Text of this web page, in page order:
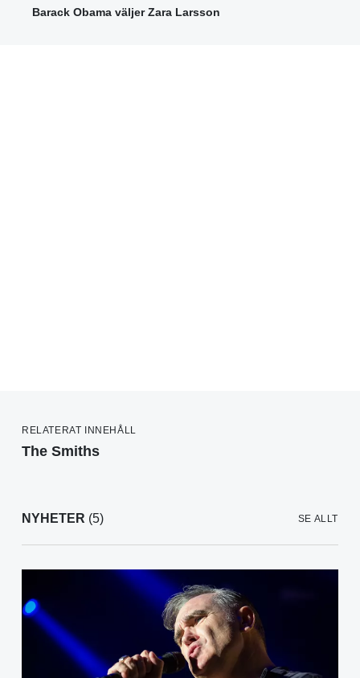
Barack Obama väljer Zara Larsson
RELATERAT INNEHÅLL
The Smiths
NYHETER (5) SE ALLT